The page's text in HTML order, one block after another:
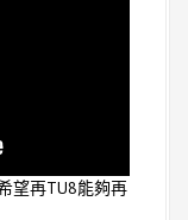
望再TU8能夠再